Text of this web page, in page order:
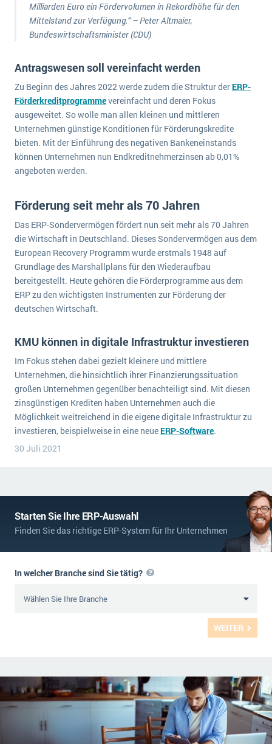
Textil und Mode
Vermietung
Digitale Arbeitsaufträge in Ihrem ERP- oder FSM-System: clever und effizient
MEHR ÜBER ERP-SOFTWARE
ERP News
SAP übernimmt Reltio für eine bessere
Datenintegration
Die „SaaSpocalypse“: Was ist das und was bedeutet es für die Zukunft von Unternehmenssoftware?
SAP investiert mit zwei strategischen Übernahmen in Enterprise-KI
ERP-Trends in der Produktion
NACHRICHTENARCHIV
Milliarden Euro ein Fördervolumen in Rekordhöhe für den
Mittelstand zur Verfügung.“ – Peter Altmaier,
Bundeswirtschaftsminister (CDU)
Antragswesen soll vereinfacht werden
Zu Beginn des Jahres 2022 werde zudem die Struktur der ERP-
Förderkreditprogrammevereinfacht und deren Fokus
ausgeweitet. So wolle man allen kleinen und mittleren
Unternehmen günstige Konditionen für Förderungskredite
bieten. Mit der Einführung des negativen Bankeneinstands
können Unternehmen nun Endkreditnehmerzinsen ab 0,01%
angeboten werden.
Förderung seit mehr als 70 Jahren
Das ERP-Sondervermögen fördert nun seit mehr als 70 Jahren
die Wirtschaft in Deutschland. Dieses Sondervermögen aus dem
European Recovery Programm wurde erstmals 1948 auf
Grundlage des Marshallplans für den Wiederaufbau
bereitgestellt. Heute gehören die Förderprogramme aus dem
ERP zu den wichtigsten Instrumenten zur Förderung der
deutschen Wirtschaft.
KMU können in digitale Infrastruktur investieren
Im Fokus stehen dabei gezielt kleinere und mittlere
Unternehmen, die hinsichtlich ihrer Finanzierungssituation
großen Unternehmen gegenüber benachteiligt sind. Mit diesen
zinsgünstigen Krediten haben Unternehmen auch die
Möglichkeit weitreichend in die eigene digitale Infrastruktur zu
investieren, beispielweise in eine neue ERP-Software.
30 Juli 2021
Starten Sie Ihre ERP-Auswahl
Finden Sie das richtige ERP-System für Ihr Unternehmen
WEITER
In welcher Branche sind Sie tätig?